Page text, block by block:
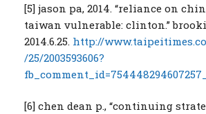
[5] jason pa, 2014. “reliance on
taiwan vulnerable: clinton.”
2014.6.25. http://
/25/2003593606?
[6] chen dean p., “continuing